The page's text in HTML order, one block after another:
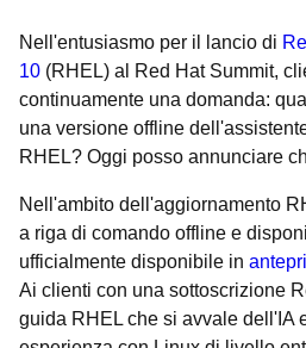
Nell'entusiasmo per il lancio di
10 (RHEL) al Red Hat Summit,
continuamente una domanda:
una versione offline
RHEL? Oggi posso annunciare
Nell'ambito dell'aggiornamento
a riga di comando offline e
ufficialmente disponibile in
Ai clienti con una sottoscrizione
guida RHEL che si avvale dell'IA